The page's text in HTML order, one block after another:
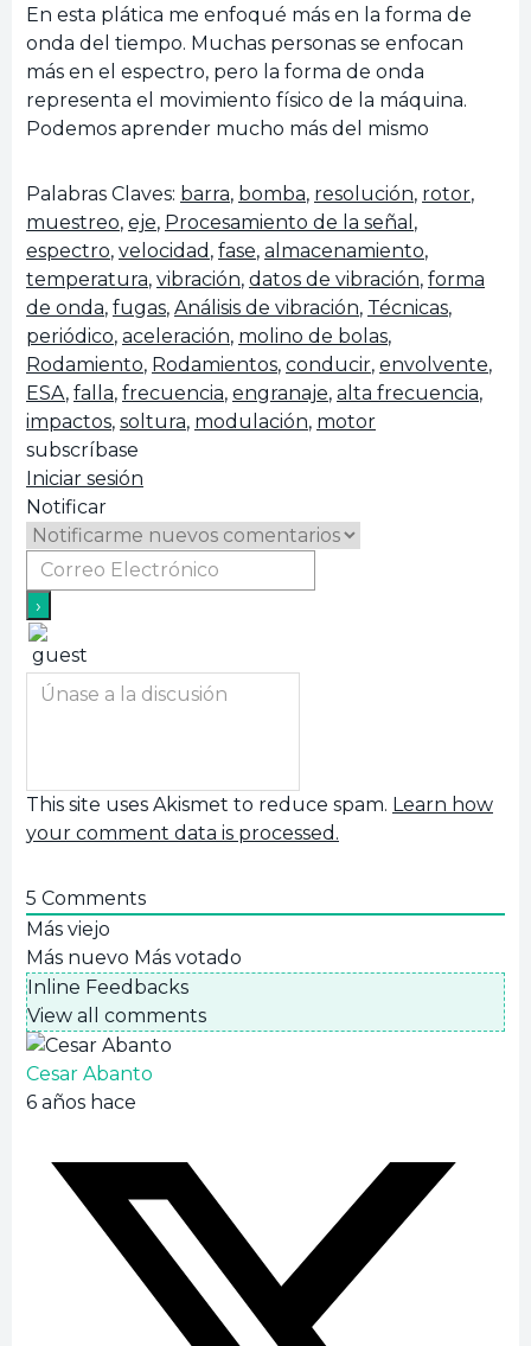
En esta plática me enfoqué más en la forma de
onda del tiempo. Muchas personas se enfocan
más en el espectro, pero la forma de onda
representa el movimiento físico de la máquina.
Podemos aprender mucho más del mismo
Palabras Claves: barra, bomba, resolución, rotor,
muestreo, eje, Procesamiento de la señal ,
espectro, velocidad , fase, almacenamiento,
temperatura, vibración, datos de vibración, forma
de onda, fugas, Análisis de vibración, Técnicas,
periódico, aceleración, molino de bolas,
Rodamiento, Rodamientos, conducir, envolvente,
ESA, falla, frecuencia, engranaje, alta frecuencia,
impactos, soltura, modulación, motor
subscríbase
Iniciar sesión
Notificar
This site uses Akismet to reduce spam. Learn how
your comment data is processed.
5 Comments
Más viejo
Más nuevo Más votado
Inline Feedbacks
View all comments
Cesar Abanto
6 años hace